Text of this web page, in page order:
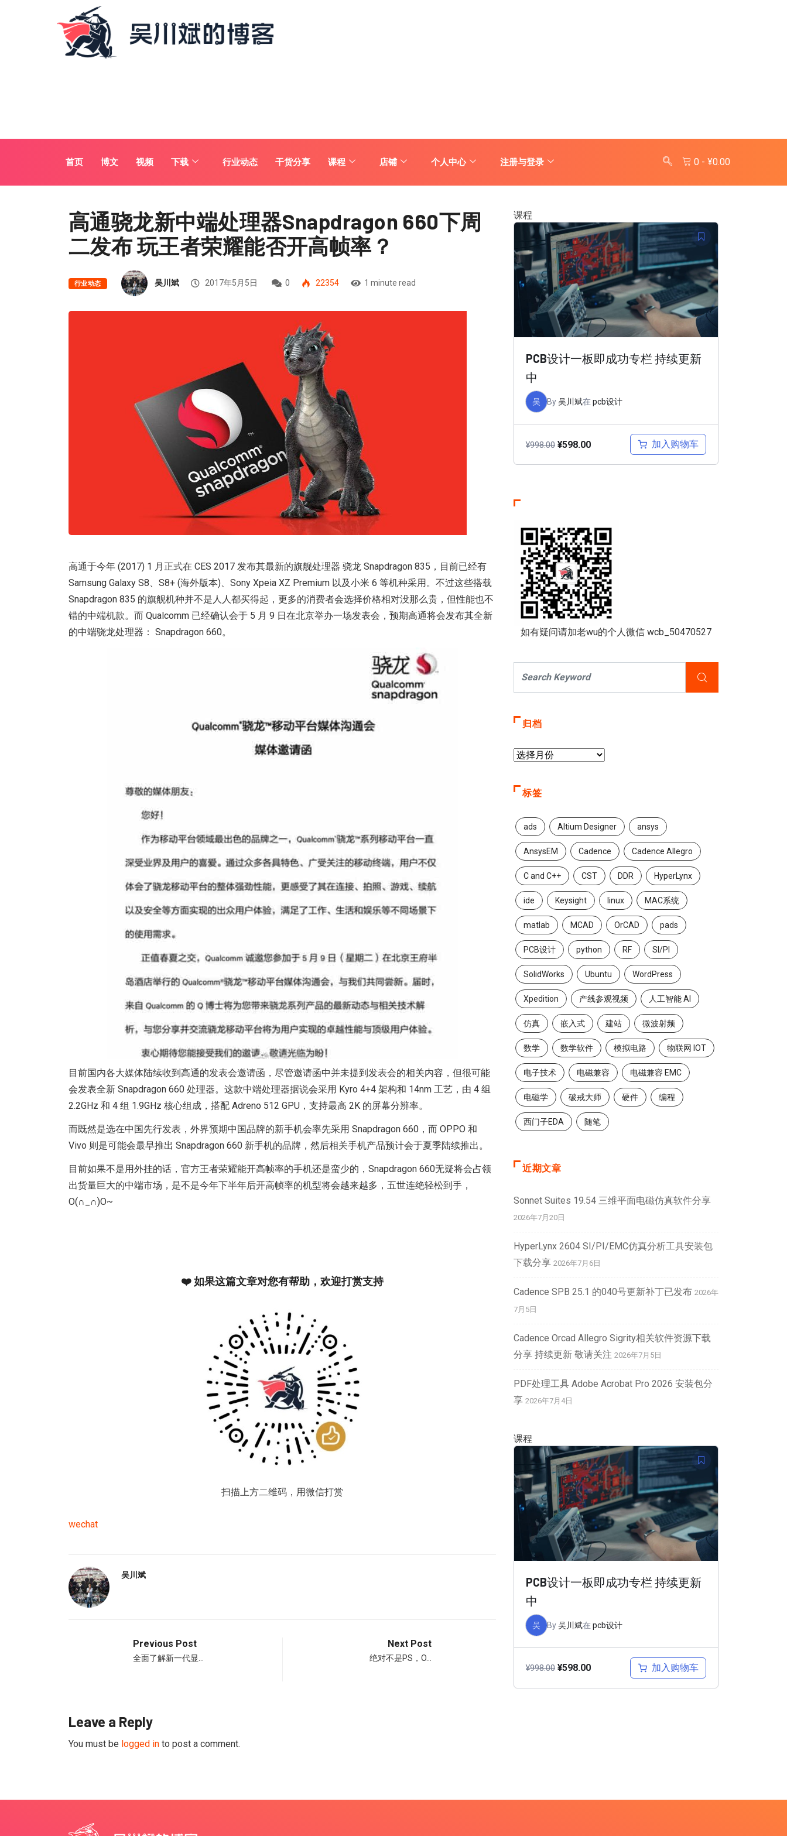
首页 博文 视频 下载 行业动态 干货分享 课程 店铺 个人中心 注册与登录 0 - ¥0.00
高通骁龙新中端处理器Snapdragon 660下周
二发布 玩王者荣耀能否开高帧率？
行业动态 吴川斌 2017年5月5日 0 22354 1 minute read
高通于今年 (2017) 1 月正式在 CES 2017 发布其最新的旗舰处理器 骁龙 Snapdragon 835，目前已经有
Samsung Galaxy S8、S8+ (海外版本)、Sony Xpeia XZ Premium 以及小米 6 等机种采用。不过这些搭载
Snapdragon 835 的旗舰机种并不是人人都买得起，更多的消费者会选择价格相对没那么贵，但性能也不
错的中端机款。而 Qualcomm 已经确认会于 5 月 9 日在北京举办一场发表会，预期高通将会发布其全新
的中端骁龙处理器： Snapdragon 660。
目前国内各大媒体陆续收到高通的发表会邀请函，尽管邀请函中并未提到发表会的相关内容，但很可能
会发表全新 Snapdragon 660 处理器。这款中端处理器据说会采用 Kyro 4+4 架构和 14nm 工艺，由 4 组
2.2GHz 和 4 组 1.9GHz 核心组成，搭配 Adreno 512 GPU，支持最高 2K 的屏幕分辨率。
而既然是选在中国先行发表，外界预期中国品牌的新手机会率先采用 Snapdragon 660，而 OPPO 和
Vivo 则是可能会最早推出 Snapdragon 660 新手机的品牌，然后相关手机产品预计会于夏季陆续推出。
目前如果不是用外挂的话，官方王者荣耀能开高帧率的手机还是蛮少的，Snapdragon 660无疑将会占领
出货量巨大的中端市场，是不是今年下半年后开高帧率的机型将会越来越多，五世连绝轻松到手，
O(∩_∩)O~
❤️ 如果这篇文章对您有帮助，欢迎打赏支持
扫描上方二维码，用微信打赏
wechat
吴川斌
Previous Post
全面了解新一代显…
Next Post
绝对不是PS，O…
Leave a Reply
You must be logged in to post a comment.
课程
PCB设计一板即成功专栏 持续更新
中
吴 By吴川斌在 pcb设计
¥998.00 ¥598.00 加入购物车
如有疑问请加老wu的个人微信 wcb_50470527
归档
标签
ads Altium Designer ansys
AnsysEM Cadence Cadence Allegro
C and C++ CST DDR HyperLynx
ide Keysight linux MAC系统
matlab MCAD OrCAD pads
PCB设计 python RF SI/PI
SolidWorks Ubuntu WordPress
Xpedition 产线参观视频 人工智能 AI
仿真 嵌入式 建站 微波射频
数学 数学软件 模拟电路 物联网 IOT
电子技术 电磁兼容 电磁兼容 EMC
电磁学 破戒大师 硬件 编程
西门子EDA 随笔
近期文章
Sonnet Suites 19.54 三维平面电磁仿真软件分享
2026年7月20日
HyperLynx 2604 SI/PI/EMC仿真分析工具安装包
下载分享 2026年7月6日
Cadence SPB 25.1 的040号更新补丁已发布 2026年
7月5日
Cadence Orcad Allegro Sigrity相关软件资源下载
分享 持续更新 敬请关注 2026年7月5日
PDF处理工具 Adobe Acrobat Pro 2026 安装包分
享 2026年7月4日
课程
PCB设计一板即成功专栏 持续更新
中
吴 By吴川斌在 pcb设计
¥998.00 ¥598.00 加入购物车